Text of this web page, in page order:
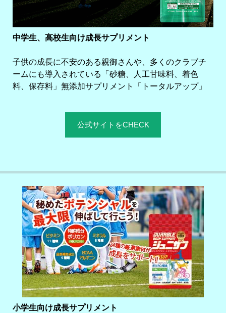
中学生、高校生向け成長サプリメント
子供の成長に不安のある親御さんや、多くのクラブチ
ームにも導入されている「砂糖、人工甘味料、着色
料、保存料」無添加サプリメント「トータルアップ」
公式サイトをCHECK
小学生向け成長サプリメント